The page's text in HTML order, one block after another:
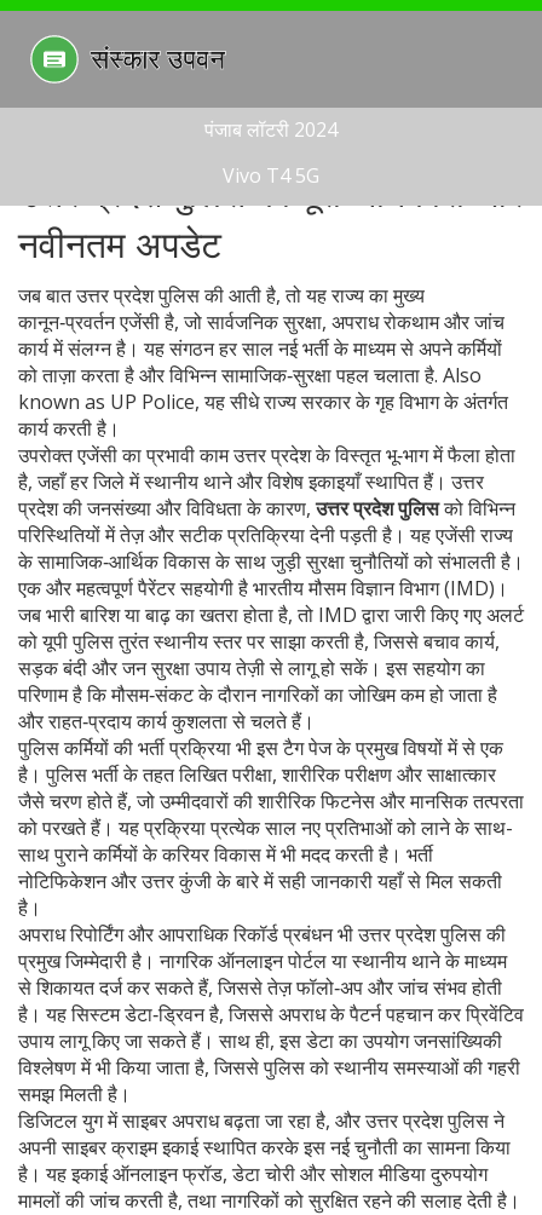
पंजाब लॉटरी 2024
Vivo T4 5G
उत्तर प्रदेश पुलिस की पूरी जानकारी और
नवीनतम अपडेट
जब बातउत्तर प्रदेश पुलिसकी आती है, तो यह राज्य का मुख्य
कानून‑प्रवर्तन एजेंसी है, जो सार्वजनिक सुरक्षा, अपराध रोकथाम और जांच
कार्य में संलग्न है।यह संगठन हर साल नई भर्ती के माध्यम से अपने कर्मियों
को ताज़ा करता है और विभिन्न सामाजिक‑सुरक्षा पहल चलाता है. Also
known as UP Police, यह सीधे राज्य सरकार के गृह विभाग के अंतर्गत
कार्य करती है।
उपरोक्त एजेंसी का प्रभावी कामउत्तर प्रदेशके विस्तृत भू‑भाग में फैला होता
है, जहाँ हर जिले में स्थानीय थाने और विशेष इकाइयाँ स्थापित हैं। उत्तर
प्रदेश की जनसंख्या और विविधता के कारण,उत्तर प्रदेश पुलिसको विभिन्न
परिस्थितियों में तेज़ और सटीक प्रतिक्रिया देनी पड़ती है। यह एजेंसी राज्य
के सामाजिक‑आर्थिक विकास के साथ जुड़ी सुरक्षा चुनौतियों को संभालती है।
एक और महत्वपूर्ण पैरेंटर सहयोगी हैभारतीय मौसम विज्ञान विभाग(IMD)।
जब भारी बारिश या बाढ़ का खतरा होता है, तो IMD द्वारा जारी किए गए अलर्ट
को यूपी पुलिस तुरंत स्थानीय स्तर पर साझा करती है, जिससे बचाव कार्य,
सड़क बंदी और जन सुरक्षा उपाय तेज़ी से लागू हो सकें। इस सहयोग का
परिणाम है कि मौसम‑संकट के दौरान नागरिकों का जोखिम कम हो जाता है
और राहत‑प्रदाय कार्य कुशलता से चलते हैं।
पुलिस कर्मियों की भर्ती प्रक्रिया भी इस टैग पेज के प्रमुख विषयों में से एक
है।पुलिस भर्तीके तहत लिखित परीक्षा, शारीरिक परीक्षण और साक्षात्कार
जैसे चरण होते हैं, जो उम्मीदवारों की शारीरिक फिटनेस और मानसिक तत्परता
को परखते हैं। यह प्रक्रिया प्रत्येक साल नए प्रतिभाओं को लाने के साथ-
साथ पुराने कर्मियों के करियर विकास में भी मदद करती है। भर्ती
नोटिफिकेशन और उत्तर कुंजी के बारे में सही जानकारी यहाँ से मिल सकती
है।
अपराध रिपोर्टिंग और आपराधिक रिकॉर्ड प्रबंधन भी उत्तर प्रदेश पुलिस की
प्रमुख जिम्मेदारी है। नागरिक ऑनलाइन पोर्टल या स्थानीय थाने के माध्यम
से शिकायत दर्ज कर सकते हैं, जिससे तेज़ फॉलो‑अप और जांच संभव होती
है। यह सिस्टम डेटा‑ड्रिवन है, जिससे अपराध के पैटर्न पहचान कर प्रिवेंटिव
उपाय लागू किए जा सकते हैं। साथ ही, इस डेटा का उपयोग जनसांख्यिकी
विश्लेषण में भी किया जाता है, जिससे पुलिस को स्थानीय समस्याओं की गहरी
समझ मिलती है।
डिजिटल युग में साइबर अपराध बढ़ता जा रहा है, और उत्तर प्रदेश पुलिस ने
अपनी साइबर क्राइम इकाई स्थापित करके इस नई चुनौती का सामना किया
है। यह इकाई ऑनलाइन फ्रॉड, डेटा चोरी और सोशल मीडिया दुरुपयोग
मामलों की जांच करती है, तथा नागरिकों को सुरक्षित रहने की सलाह देती है।